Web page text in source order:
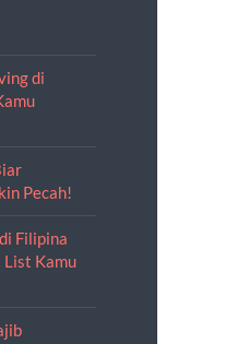
di
Pecah!
Filipina
Kamu